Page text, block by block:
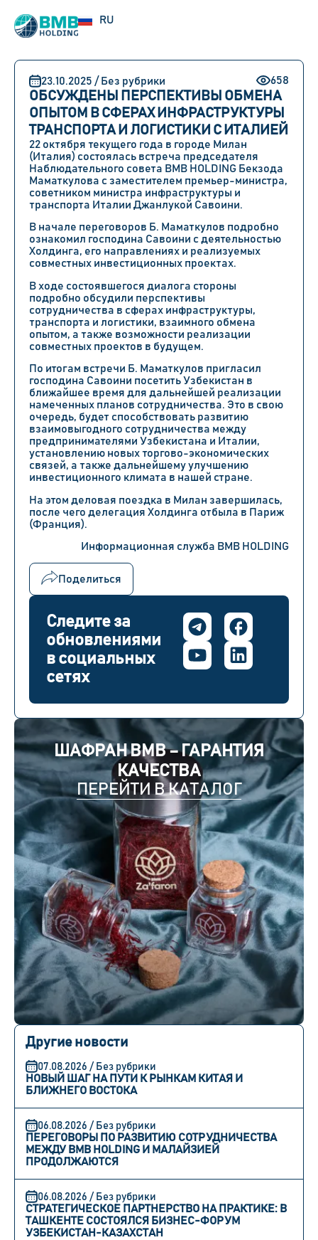
RU
EN
ШАФРАН BMB – ГАРАНТИЯ
КАЧЕСТВА
ПЕРЕЙТИ В КАТАЛОГ
Другие новости
07.08.2026 / Без рубрики
НОВЫЙ ШАГ НА ПУТИ К РЫНКАМ КИТАЯ И
БЛИЖНЕГО ВОСТОКА
06.08.2026 / Без рубрики
ПЕРЕГОВОРЫ ПО РАЗВИТИЮ СОТРУДНИЧЕСТВА
МЕЖДУ BMB HOLDING И МАЛАЙЗИЕЙ
ПРОДОЛЖАЮТСЯ
06.08.2026 / Без рубрики
СТРАТЕГИЧЕСКОЕ ПАРТНЕРСТВО НА ПРАКТИКЕ: В
ТАШКЕНТЕ СОСТОЯЛСЯ БИЗНЕС-ФОРУМ
УЗБЕКИСТАН-КАЗАХСТАН
23.10.2025 / Без рубрики 658
ОБСУЖДЕНЫ ПЕРСПЕКТИВЫ ОБМЕНА
ОПЫТОМ В СФЕРАХ ИНФРАСТРУКТУРЫ
ТРАНСПОРТА И ЛОГИСТИКИ С ИТАЛИЕЙ
22 октября текущего года в городе Милан
(Италия) состоялась встреча председателя
Наблюдательного совета BMB HOLDING Бекзода
Маматкулова с заместителем премьер-министра,
советником министра инфраструктуры и
транспорта Италии Джанлукой Савоини.
В начале переговоров Б. Маматкулов подробно
ознакомил господина Савоини с деятельностью
Холдинга, его направлениях и реализуемых
совместных инвестиционных проектах.
В ходе состоявшегося диалога стороны
подробно обсудили перспективы
сотрудничества в сферах инфраструктуры,
транспорта и логистики, взаимного обмена
опытом, а также возможности реализации
совместных проектов в будущем.
По итогам встречи Б. Маматкулов пригласил
господина Савоини посетить Узбекистан в
ближайшее время для дальнейшей реализации
намеченных планов сотрудничества. Это в свою
очередь, будет способствовать развитию
взаимовыгодного сотрудничества между
предпринимателями Узбекистана и Италии,
установлению новых торгово-экономических
связей, а также дальнейшему улучшению
инвестиционного климата в нашей стране.
На этом деловая поездка в Милан завершилась,
после чего делегация Холдинга отбыла в Париж
(Франция).
Информационная служба BMB HOLDING
Поделиться
Следите за
обновлениями
в социальных
сетях